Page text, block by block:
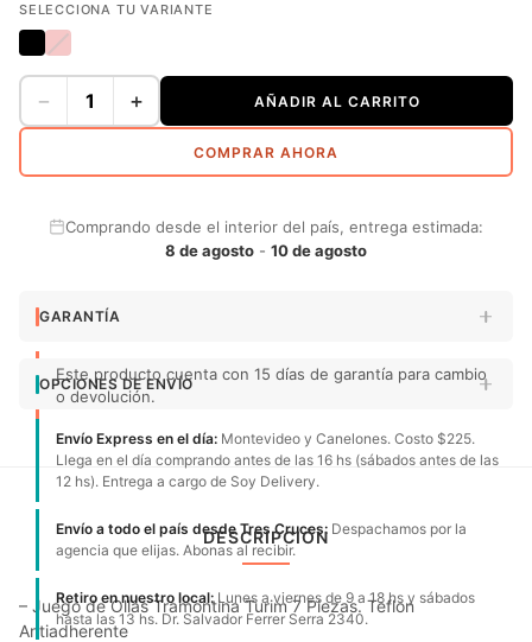
SELECCIONA TU VARIANTE
− + AÑADIR AL CARRITO
COMPRAR AHORA
Comprando desde el interior del país, entrega estimada:
8 de agosto - 10 de agosto
GARANTÍA
Este producto cuenta con 15 días de garantía para cambio
o devolución.
OPCIONES DE ENVÍO
Envío Express en el día: Montevideo y Canelones. Costo $225.
Llega en el día comprando antes de las 16 hs (sábados antes de las
12 hs). Entrega a cargo de Soy Delivery.
Envío a todo el país desde Tres Cruces: Despachamos por la
agencia que elijas. Abonas al recibir.
Retiro en nuestro local:Lunes a viernes de 9 a 18 hs y sábados
hasta las 13 hs. Dr. Salvador Ferrer Serra 2340.
DESCRIPCIÓN
– Juego de Ollas Tramontina Turim 7 Piezas. Teflon
Antiadherente